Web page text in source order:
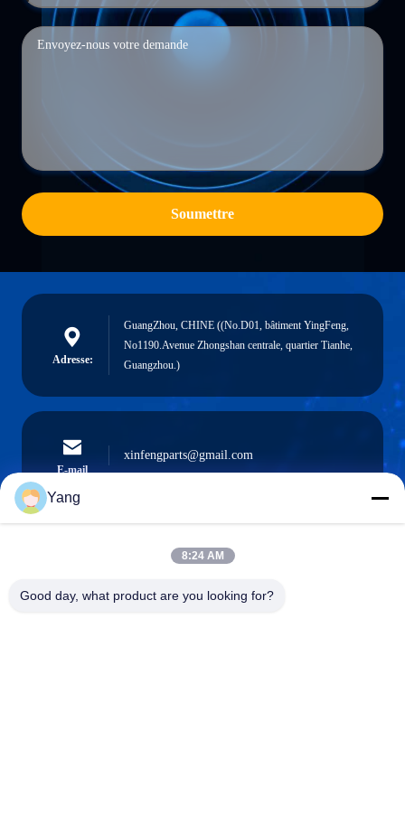
Soumettre
Adresse:
GuangZhou, CHINE ((No.D01, bâtiment YingFeng,
No1190.Avenue Zhongshan centrale, quartier Tianhe,
Guangzhou.)
E-mail
xinfengparts@gmail.com
0086-189-9844-3486
Yang
8:24 AM
Good day, what product are you looking for?